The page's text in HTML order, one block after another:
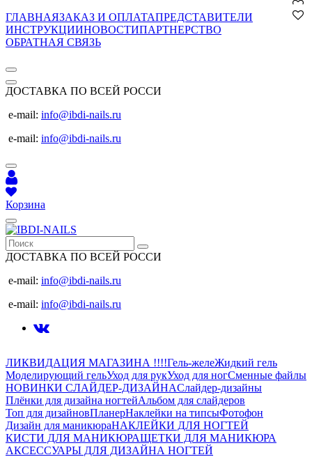
ГЛАВНАЯЗАКАЗ И ОПЛАТАПРЕДСТАВИТЕЛИ
ИНСТРУКЦИИНОВОСТИПАРТНЕРСТВО
ОБРАТНАЯ СВЯЗЬ
ДОСТАВКА ПО ВСЕЙ РОССИ
e-mail: info@ibdi-nails.ru
e-mail: info@ibdi-nails.ru
Корзина
ДОСТАВКА ПО ВСЕЙ РОССИ
e-mail: info@ibdi-nails.ru
e-mail: info@ibdi-nails.ru
ЛИКВИДАЦИЯ МАГАЗИНА !!!!Гель-желеЖидкий гель
Моделирующий гельУход для рукУход для ногСменные файлы
НОВИНКИ СЛАЙДЕР-ДИЗАЙНАСлайдер-дизайны
Плёнки для дизайна ногтейАльбом для слайдеров
Топ для дизайновПланерНаклейки на типсыФотофон
Дизайн для маникюраНАКЛЕЙКИ ДЛЯ НОГТЕЙ
КИСТИ ДЛЯ МАНИКЮРАЩЕТКИ ДЛЯ МАНИКЮРА
АКСЕССУАРЫ ДЛЯ ДИЗАЙНА НОГТЕЙ